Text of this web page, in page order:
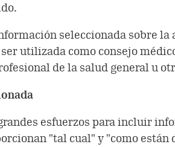
seleccionada sobre
utilizada como consejo
de la salud general u
esfuerzos para incluir
"tal cual" y "como